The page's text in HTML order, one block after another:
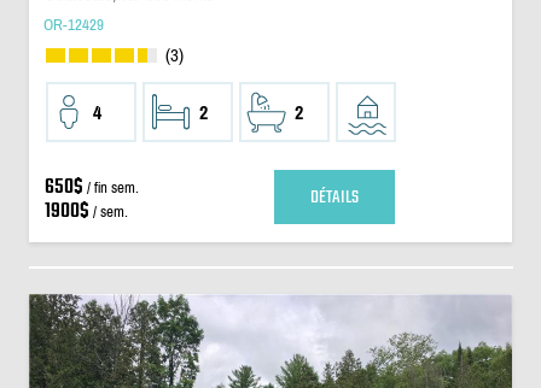
OR-12429
(3)
4 2 2
650$ / fin sem.
1900$ / sem. DÉTAILS